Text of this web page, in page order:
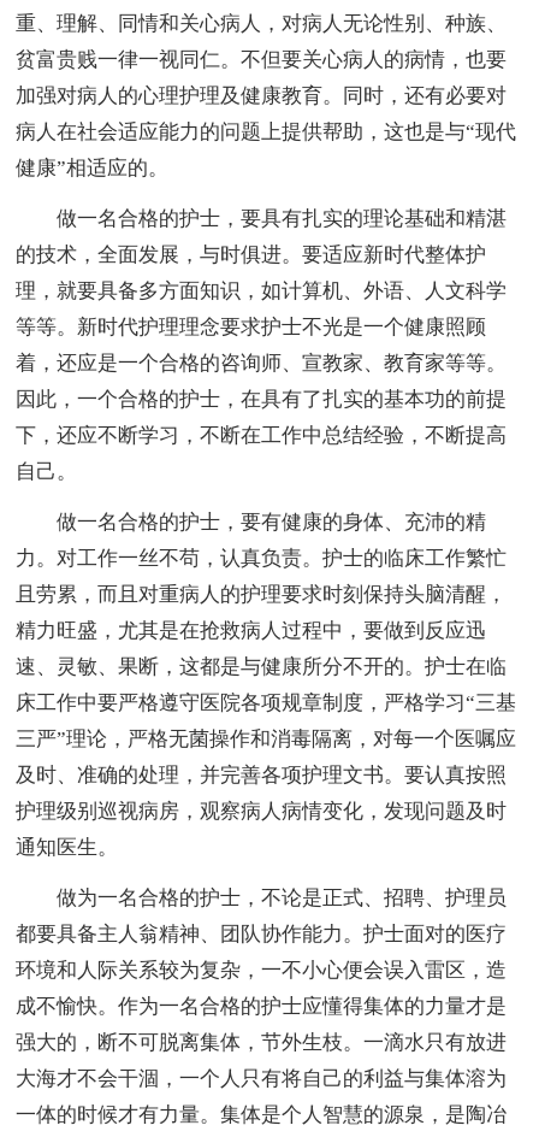
重、理解、同情和关心病人，对病人无论性别、种族、
贫富贵贱一律一视同仁。不但要关心病人的病情，也要
加强对病人的心理护理及健康教育。同时，还有必要对
病人在社会适应能力的问题上提供帮助，这也是与“现代
健康”相适应的。
做一名合格的护士，要具有扎实的理论基础和精湛
的技术，全面发展，与时俱进。要适应新时代整体护
理，就要具备多方面知识，如计算机、外语、人文科学
等等。新时代护理理念要求护士不光是一个健康照顾
着，还应是一个合格的咨询师、宣教家、教育家等等。
因此，一个合格的护士，在具有了扎实的基本功的前提
下，还应不断学习，不断在工作中总结经验，不断提高
自己。
做一名合格的护士，要有健康的身体、充沛的精
力。对工作一丝不苟，认真负责。护士的临床工作繁忙
且劳累，而且对重病人的护理要求时刻保持头脑清醒，
精力旺盛，尤其是在抢救病人过程中，要做到反应迅
速、灵敏、果断，这都是与健康所分不开的。护士在临
床工作中要严格遵守医院各项规章制度，严格学习“三基
三严”理论，严格无菌操作和消毒隔离，对每一个医嘱应
及时、准确的处理，并完善各项护理文书。要认真按照
护理级别巡视病房，观察病人病情变化，发现问题及时
通知医生。
做为一名合格的护士，不论是正式、招聘、护理员
都要具备主人翁精神、团队协作能力。护士面对的医疗
环境和人际关系较为复杂，一不小心便会误入雷区，造
成不愉快。作为一名合格的护士应懂得集体的力量才是
强大的，断不可脱离集体，节外生枝。一滴水只有放进
大海才不会干涸，一个人只有将自己的利益与集体溶为
一体的时候才有力量。集体是个人智慧的源泉，是陶冶